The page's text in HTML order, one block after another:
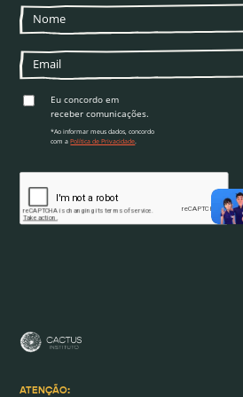
Eu concordo em
receber comunicações.
*Ao informar meus dados, concordo
com aPolítica de Privacidade.
ATENÇÃO: